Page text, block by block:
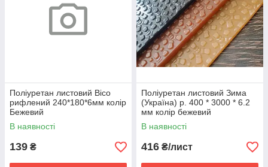
Поліуретан листовий Bico
рифлений 240*180*6мм колір
Бежевий
В наявності
139 ₴
Поліуретан листовий Зима
(Україна) р. 400 * 3000 * 6.2
мм колір бежевий
В наявності
416 ₴/лист